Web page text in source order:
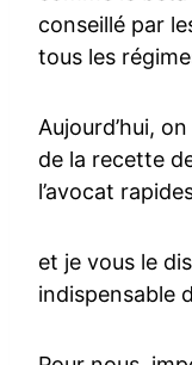
conseillé par
tous les
Aujourd’hui,
de la recette
l’avocat
et je vous le
indispensable